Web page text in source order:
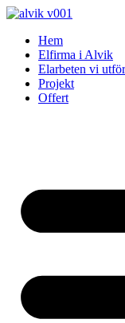
Skip
contentHem
Elfirma i Alvik
Elarbeten vi utför
Projekt
Offert